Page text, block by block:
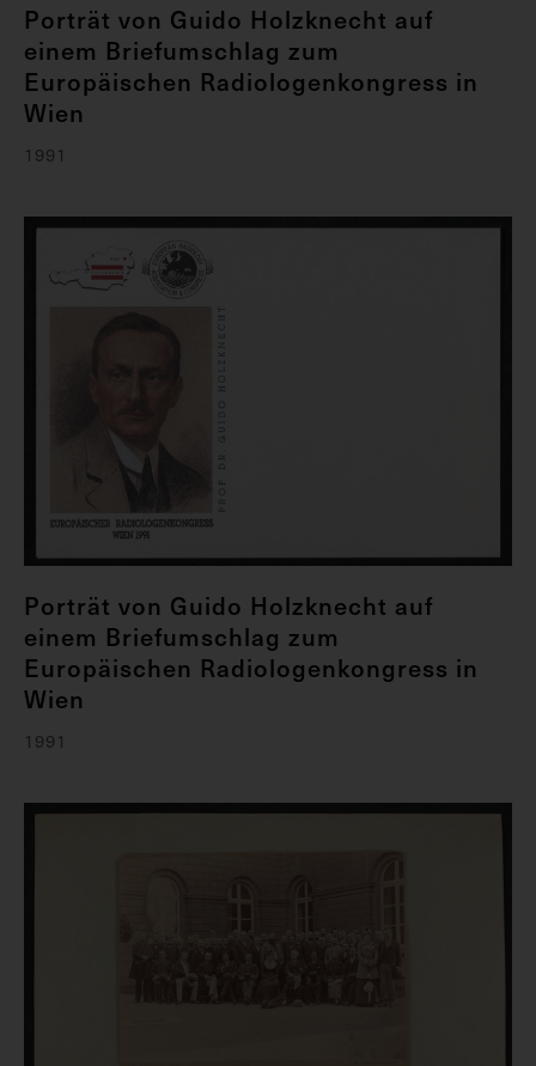
Porträt von Guido Holzknecht auf
einem Briefumschlag zum
Europäischen Radiologenkongress in
Wien
1991
Porträt von Guido Holzknecht auf
einem Briefumschlag zum
Europäischen Radiologenkongress in
Wien
1991